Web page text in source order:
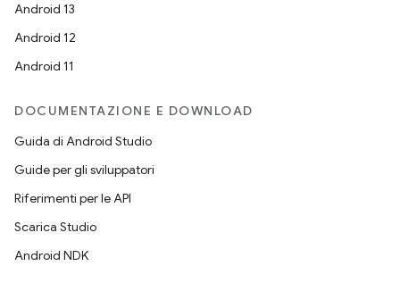
Android 13
Android 12
Android 11
DOCUMENTAZIONE E DOWNLOAD
Guida di Android Studio
Guide per gli sviluppatori
Riferimenti per le API
Scarica Studio
Android NDK